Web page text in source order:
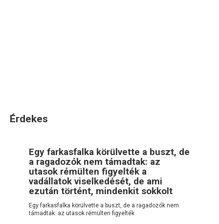
Érdekes
Egy farkasfalka körülvette a buszt, de
a ragadozók nem támadtak: az
utasok rémülten figyelték a
vadállatok viselkedését, de ami
ezután történt, mindenkit sokkolt
Egy farkasfalka körülvette a buszt, de a ragadozók nem
támadtak: az utasok rémülten figyelték